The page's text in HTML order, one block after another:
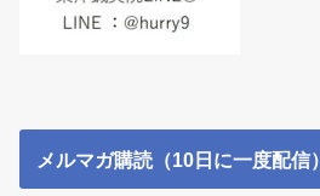
メルマガ購読（10日に一度配信）